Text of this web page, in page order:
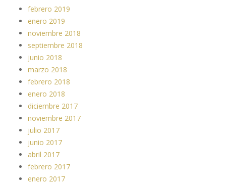
febrero 2019
enero 2019
noviembre 2018
septiembre 2018
junio 2018
marzo 2018
febrero 2018
enero 2018
diciembre 2017
noviembre 2017
julio 2017
junio 2017
abril 2017
febrero 2017
enero 2017